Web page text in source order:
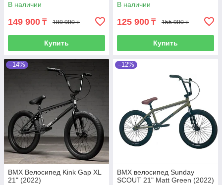
В наличии
149 900 ₸ 189 900 ₸
Купить
В наличии
125 900 ₸ 155 900 ₸
Купить
–14%
BMX Велосипед Kink Gap XL
21" (2022)
–12%
BMX велосипед Sunday
SCOUT 21" Matt Green (2022)